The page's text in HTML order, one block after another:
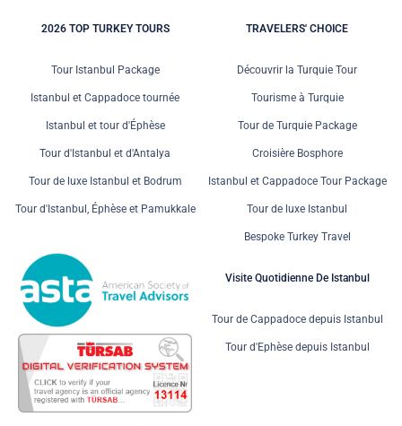
2026 TOP TURKEY TOURS
Tour Istanbul Package
Istanbul et Cappadoce tournée
Istanbul et tour d'Éphèse
Tour d'Istanbul et d'Antalya
Tour de luxe Istanbul et Bodrum
Tour d'Istanbul, Éphèse et Pamukkale
TRAVELERS' CHOICE
Découvrir la Turquie Tour
Tourisme à Turquie
Tour de Turquie Package
Croisière Bosphore
Istanbul et Cappadoce Tour Package
Tour de luxe Istanbul
Bespoke Turkey Travel
Visite Quotidienne De Istanbul
Tour de Cappadoce depuis Istanbul
Tour d'Ephèse depuis Istanbul